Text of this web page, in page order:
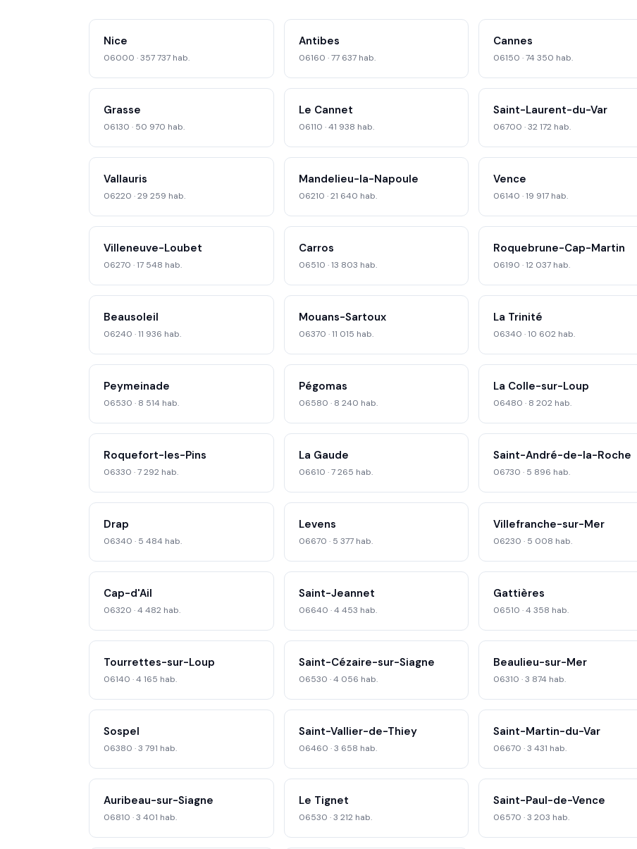
Nice
06000 · 357 737 hab.
Antibes
06160 · 77 637 hab.
Cannes
06150 · 74 350 hab.
Grasse
06130 · 50 970 hab.
Le Cannet
06110 · 41 938 hab.
Saint-Laurent-du-Var
06700 · 32 172 hab.
Vallauris
06220 · 29 259 hab.
Mandelieu-la-Napoule
06210 · 21 640 hab.
Vence
06140 · 19 917 hab.
Villeneuve-Loubet
06270 · 17 548 hab.
Carros
06510 · 13 803 hab.
Roquebrune-Cap-Martin
06190 · 12 037 hab.
Beausoleil
06240 · 11 936 hab.
Mouans-Sartoux
06370 · 11 015 hab.
La Trinité
06340 · 10 602 hab.
Peymeinade
06530 · 8 514 hab.
Pégomas
06580 · 8 240 hab.
La Colle-sur-Loup
06480 · 8 202 hab.
Roquefort-les-Pins
06330 · 7 292 hab.
La Gaude
06610 · 7 265 hab.
Saint-André-de-la-Roche
06730 · 5 896 hab.
Drap
06340 · 5 484 hab.
Levens
06670 · 5 377 hab.
Villefranche-sur-Mer
06230 · 5 008 hab.
Cap-d'Ail
06320 · 4 482 hab.
Saint-Jeannet
06640 · 4 453 hab.
Gattières
06510 · 4 358 hab.
Tourrettes-sur-Loup
06140 · 4 165 hab.
Saint-Cézaire-sur-Siagne
06530 · 4 056 hab.
Beaulieu-sur-Mer
06310 · 3 874 hab.
Sospel
06380 · 3 791 hab.
Saint-Vallier-de-Thiey
06460 · 3 658 hab.
Saint-Martin-du-Var
06670 · 3 431 hab.
Auribeau-sur-Siagne
06810 · 3 401 hab.
Le Tignet
06530 · 3 212 hab.
Saint-Paul-de-Vence
06570 · 3 203 hab.